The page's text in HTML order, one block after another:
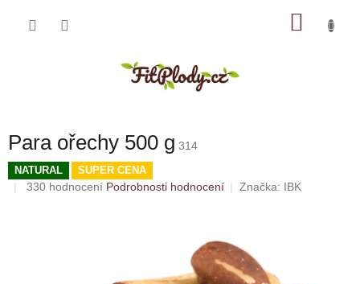
Para ořechy 500 g 314
NATURAL SUPER CENA
Průměrné
330 hodnocení Podrobnosti hodnocení Značka: IBK